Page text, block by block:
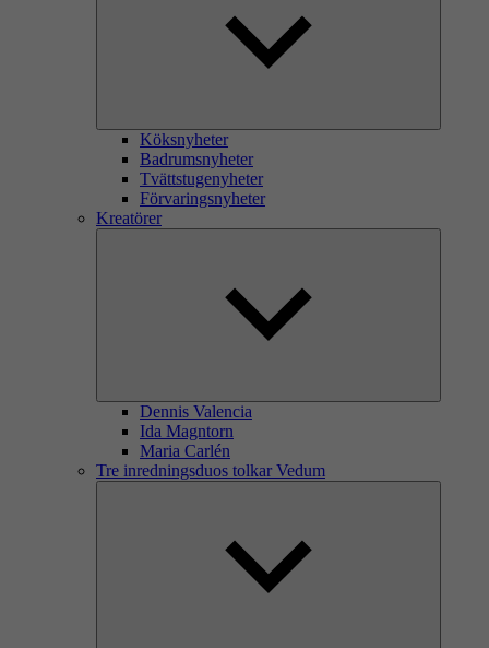
Köksnyheter
Badrumsnyheter
Tvättstugenyheter
Förvaringsnyheter
Kreatörer
Dennis Valencia
Ida Magntorn
Maria Carlén
Tre inredningsduos tolkar Vedum